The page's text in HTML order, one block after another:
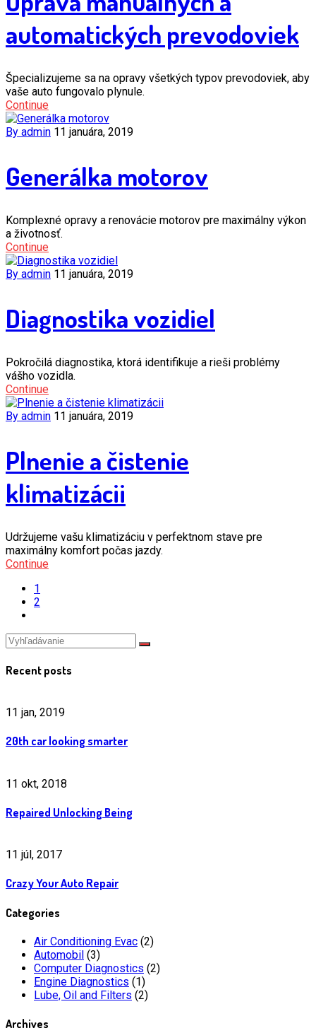
automatických prevodoviek
Špecializujeme sa na opravy všetkých typov prevodoviek, aby
vaše auto fungovalo plynule.
Continue
By admin 11 januára, 2019
Generálka motorov
Komplexné opravy a renovácie motorov pre maximálny výkon
a životnosť.
Continue
By admin 11 januára, 2019
Diagnostika vozidiel
Pokročilá diagnostika, ktorá identifikuje a rieši problémy
vášho vozidla.
Continue
By admin 11 januára, 2019
Plnenie a čistenie
klimatizácii
Udržujeme vašu klimatizáciu v perfektnom stave pre
maximálny komfort počas jazdy.
Continue
1
2
Recent posts
11 jan, 2019
20th car looking smarter
11 okt, 2018
Repaired Unlocking Being
11 júl, 2017
Crazy Your Auto Repair
Categories
Air Conditioning Evac (2)
Automobil (3)
Computer Diagnostics (2)
Engine Diagnostics (1)
Lube, Oil and Filters (2)
Archives